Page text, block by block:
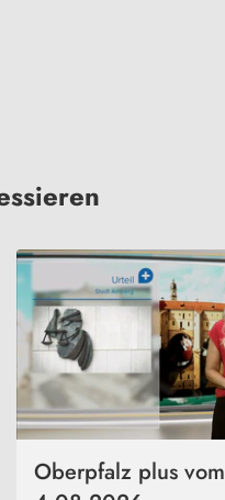
Oberpfalz plus vom